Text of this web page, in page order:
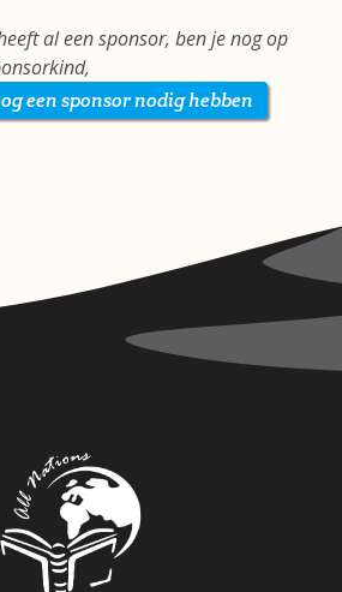
al een sponsor, ben je nog op
een sponsor nodig hebben